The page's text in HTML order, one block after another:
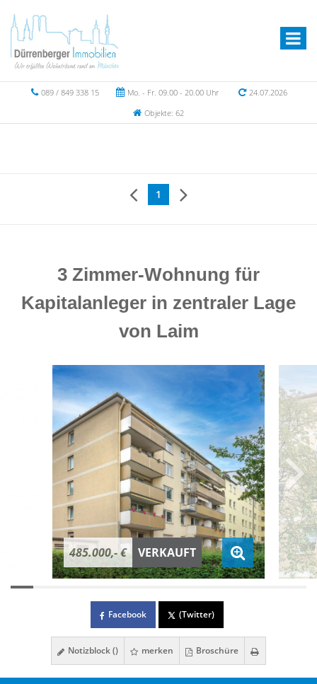
089 / 849 338 15 Mo. - Fr. 09.00 - 20.00 Uhr
24.07.2026
Objekte: 62
1
3 Zimmer-Wohnung für
Kapitalanleger in zentraler Lage
von Laim
485.000,- € VERKAUFT
Facebook (Twitter)
Notizblock () merken Broschüre